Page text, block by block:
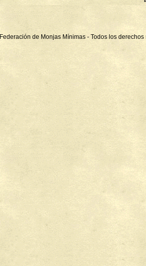
Federación de Monjas Mínimas - Todos los